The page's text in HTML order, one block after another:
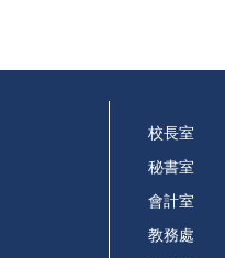
校長室
秘書室
會計室
教務處